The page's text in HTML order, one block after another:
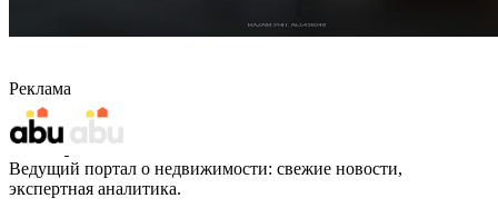
Реклама
Ведущий портал о недвижимости: свежие новости,
экспертная аналитика.